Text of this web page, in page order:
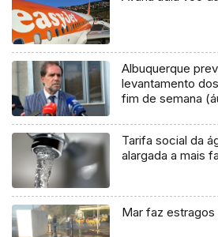
Albuquerque
levantamento
fim de semana
Tarifa social da
alargada a mais
Mar faz estragos